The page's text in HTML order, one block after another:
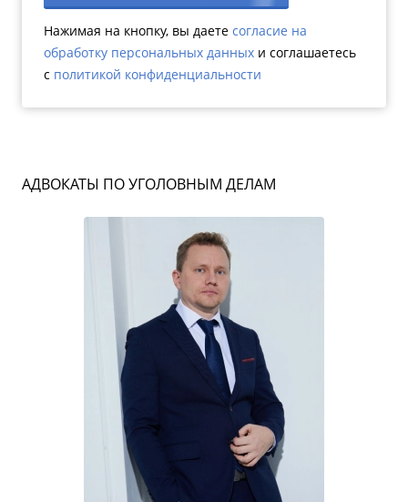
Нажимая на кнопку, вы даете согласие на
обработку персональных данных и соглашаетесь
c политикой конфиденциальности
АДВОКАТЫ ПО УГОЛОВНЫМ ДЕЛАМ